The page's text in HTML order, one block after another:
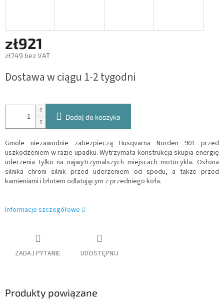
zł921
zł749 bez VAT
jednostkowa:
Dostawa w ciągu 1-2 tygodni
Dodaj do koszyka
Gmole niezawodnie zabezpieczą Husqvarna Norden 901 przed
uszkodzeniem w razie upadku. Wytrzymała konstrukcja skupia energię
uderzenia tylko na najwytrzymalszych miejscach motocykla. Osłona
silnika chroni silnik przed uderzeniem od spodu, a także przed
kamieniami i błotem odlatującym z przedniego koła.
Informacje szczegółowe
ZADAJ PYTANIE UDOSTĘPNIJ
Produkty powiązane